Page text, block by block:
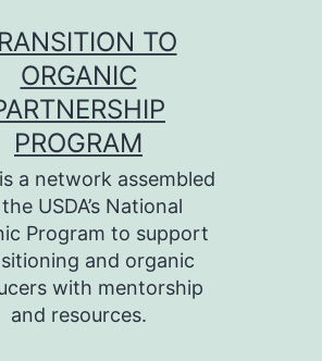
TO
ORGANIC
PROGRAM
a network assembled
USDA’s National
Program to support
and organic
with mentorship
and resources.